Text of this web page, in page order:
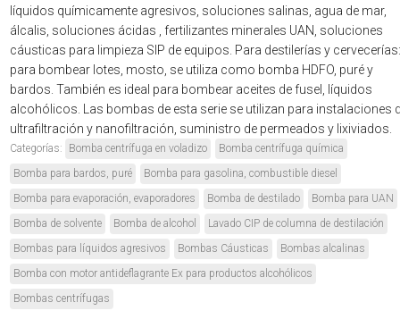
líquidos químicamente agresivos, soluciones salinas, agua de mar,
álcalis, soluciones ácidas , fertilizantes minerales UAN, soluciones
cáusticas para limpieza SIP de equipos. Para destilerías y cervecerías:
para bombear lotes, mosto, se utiliza como bomba HDFO, puré y
bardos. También es ideal para bombear aceites de fusel, líquidos
alcohólicos. Las bombas de esta serie se utilizan para instalaciones
ultrafiltración y nanofiltración, suministro de permeados y lixiviados.
Categorías: Bomba centrífuga en voladizo
Bomba centrífuga química
Bomba para bardos, puré
Bomba para gasolina, combustible diesel
Bomba para evaporación, evaporadores
Bomba de destilado
Bomba para UAN
Bomba de solvente
Bomba de alcohol
Lavado CIP de columna de destilación
Bombas para líquidos agresivos
Bombas Cáusticas
Bombas alcalinas
Bomba con motor antideflagrante Ex para productos alcohólicos
Bombas centrífugas